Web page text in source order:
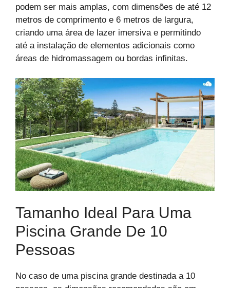
podem ser mais amplas, com dimensões de até 12
metros de comprimento e 6 metros de largura,
criando uma área de lazer imersiva e permitindo
até a instalação de elementos adicionais como
áreas de hidromassagem ou bordas infinitas.
Tamanho Ideal Para Uma
Piscina Grande De 10
Pessoas
No caso de uma piscina grande destinada a 10